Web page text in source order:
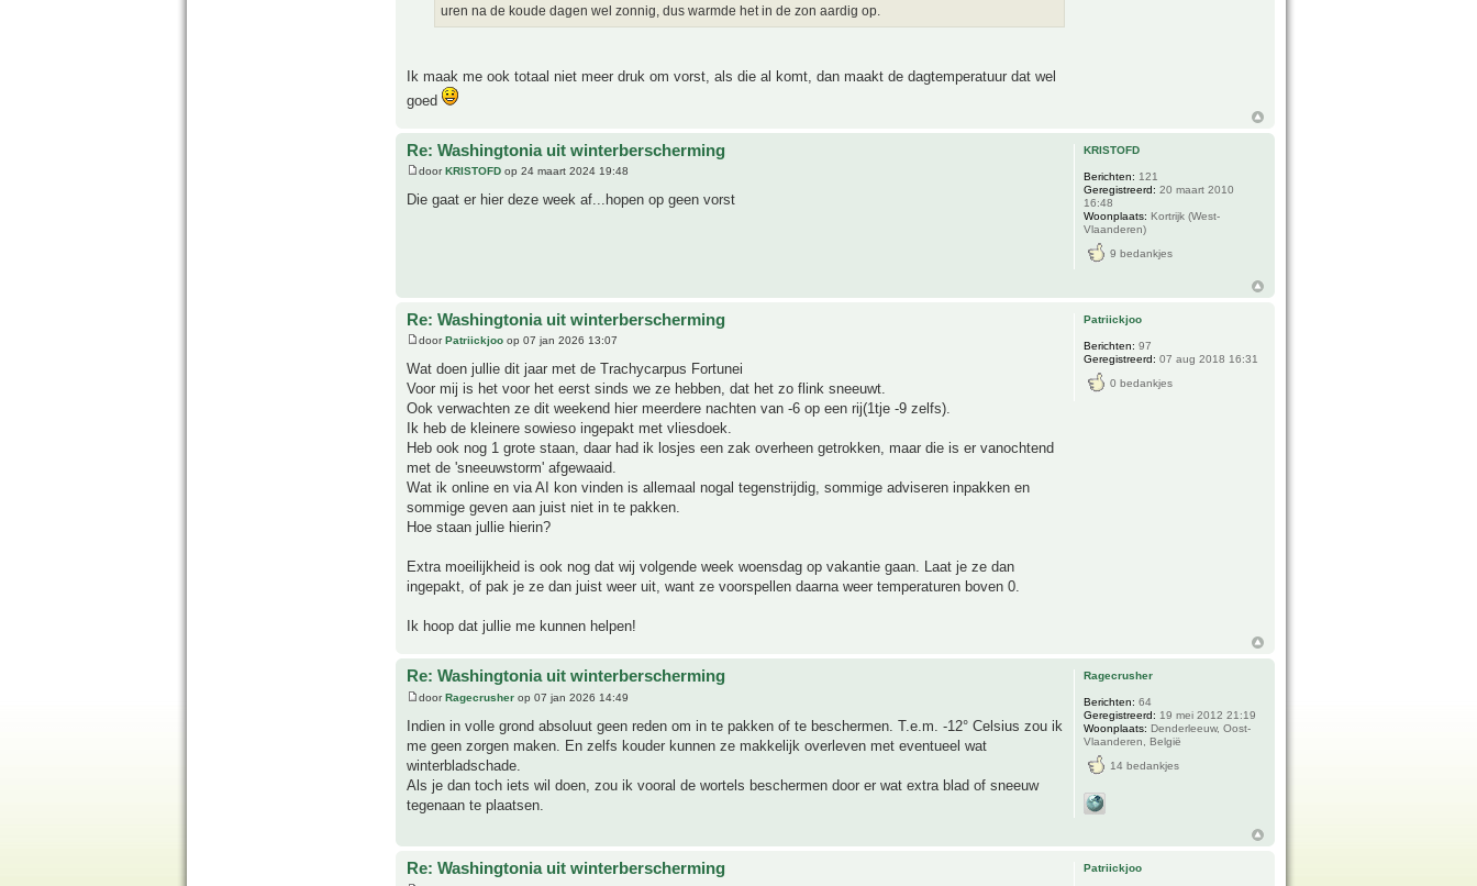
uren na de koude dagen wel zonnig, dus warmde het in de zon aardig op.
Ik maak me ook totaal niet meer druk om vorst, als die al komt, dan maakt de dagtemperatuur dat wel
goed
Re: Washingtonia uit winterberscherming
doorKRISTOFD op 24 maart 2024 19:48
Die gaat er hier deze week af...hopen op geen vorst
KRISTOFD
Berichten: 121
Geregistreerd: 20 maart 2010
16:48
Woonplaats: Kortrijk (West-
Vlaanderen)
9 bedankjes
Re: Washingtonia uit winterberscherming
doorPatriickjoo op 07 jan 2026 13:07
Wat doen jullie dit jaar met de Trachycarpus Fortunei
Voor mij is het voor het eerst sinds we ze hebben, dat het zo flink sneeuwt.
Ook verwachten ze dit weekend hier meerdere nachten van -6 op een rij(1tje -9 zelfs).
Ik heb de kleinere sowieso ingepakt met vliesdoek.
Heb ook nog 1 grote staan, daar had ik losjes een zak overheen getrokken, maar die is er vanochtend
met de 'sneeuwstorm' afgewaaid.
Wat ik online en via AI kon vinden is allemaal nogal tegenstrijdig, sommige adviseren inpakken en
sommige geven aan juist niet in te pakken.
Hoe staan jullie hierin?
Extra moeilijkheid is ook nog dat wij volgende week woensdag op vakantie gaan. Laat je ze dan
ingepakt, of pak je ze dan juist weer uit, want ze voorspellen daarna weer temperaturen boven 0.
Ik hoop dat jullie me kunnen helpen!
Patriickjoo
Berichten: 97
Geregistreerd: 07 aug 2018 16:31
0 bedankjes
Re: Washingtonia uit winterberscherming
doorRagecrusher op 07 jan 2026 14:49
Indien in volle grond absoluut geen reden om in te pakken of te beschermen. T.e.m. -12° Celsius zou ik
me geen zorgen maken. En zelfs kouder kunnen ze makkelijk overleven met eventueel wat
winterbladschade.
Als je dan toch iets wil doen, zou ik vooral de wortels beschermen door er wat extra blad of sneeuw
tegenaan te plaatsen.
Ragecrusher
Berichten: 64
Geregistreerd: 19 mei 2012 21:19
Woonplaats: Denderleeuw, Oost-
Vlaanderen, België
14 bedankjes
Re: Washingtonia uit winterberscherming Patriickjoo